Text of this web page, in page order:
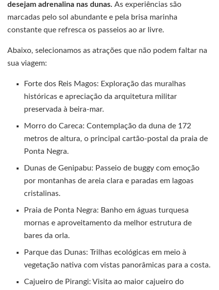
desejam adrenalina nas dunas. As experiências são
marcadas pelo sol abundante e pela brisa marinha
constante que refresca os passeios ao ar livre.
Abaixo, selecionamos as atrações que não podem faltar na
sua viagem:
Forte dos Reis Magos: Exploração das muralhas
históricas e apreciação da arquitetura militar
preservada à beira-mar.
Morro do Careca: Contemplação da duna de 172
metros de altura, o principal cartão-postal da praia de
Ponta Negra.
Dunas de Genipabu: Passeio de buggy com emoção
por montanhas de areia clara e paradas em lagoas
cristalinas.
Praia de Ponta Negra: Banho em águas turquesa
mornas e aproveitamento da melhor estrutura de
bares da orla.
Parque das Dunas: Trilhas ecológicas em meio à
vegetação nativa com vistas panorâmicas para a costa.
Cajueiro de Pirangi: Visita ao maior cajueiro do